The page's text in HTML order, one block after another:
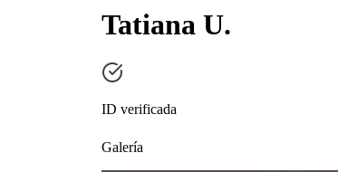
Tatiana U.
ID verificada
Galería